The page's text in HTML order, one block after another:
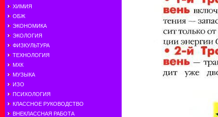
ХИМИЯ
ОБЖ
ЭКОНОМИКА
ЭКОЛОГИЯ
ФИЗКУЛЬТУРА
ТЕХНОЛОГИЯ
МХК
МУЗЫКА
ИЗО
ПСИХОЛОГИЯ
КЛАССНОЕ РУКОВОДСТВО
ВНЕКЛАССНАЯ РАБОТА